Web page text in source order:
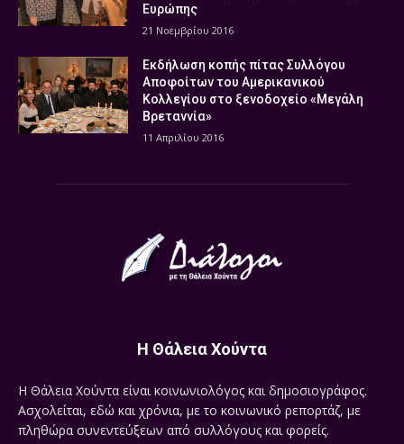
Ευρώπης
21 Νοεμβρίου 2016
Εκδήλωση κοπής πίτας Συλλόγου
Αποφοίτων του Αμερικανικού
Κολλεγίου στο ξενοδοχείο «Μεγάλη
Βρεταννία»
11 Απριλίου 2016
Η Θάλεια Χούντα
Η Θάλεια Χούντα είναι κοινωνιολόγος και δημοσιογράφος.
Ασχολείται, εδώ και χρόνια, με το κοινωνικό ρεπορτάζ, με
πληθώρα συνεντεύξεων από συλλόγους και φορείς.